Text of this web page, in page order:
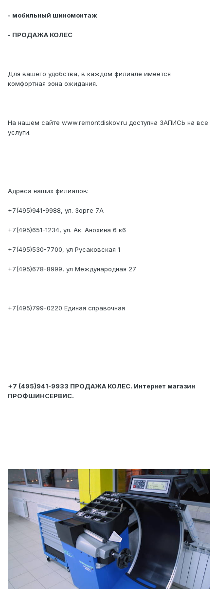
- мобильный шиномонтаж
- ПРОДАЖА КОЛЕС
Для вашего удобства, в каждом филиале имеется
комфортная зона ожидания.
На нашем сайте www.remontdiskov.ru доступна ЗАПИСЬ на все
услуги.
Адреса наших филиалов:
+7(495)941-9988, ул. Зорге 7А
+7(495)651-1234, ул. Ак. Анохина 6 к6
+7(495)530-7700, ул Русаковская 1
+7(495)678-8999, ул Международная 27
+7(495)799-0220 Единая справочная
+7 (495)941-9933 ПРОДАЖА КОЛЕС. Интернет магазин
ПРОФШИНСЕРВИС.